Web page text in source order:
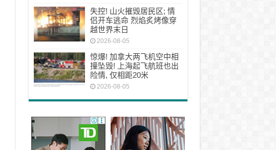
失控! 山火摧毁居民区; 情
侣开车逃命 烈焰炙烤像穿
越世界末日
2026-08-05
惊爆! 加拿大两飞机空中相
撞坠毁! 上海起飞航班也出
险情, 仅相距20米
2026-08-05